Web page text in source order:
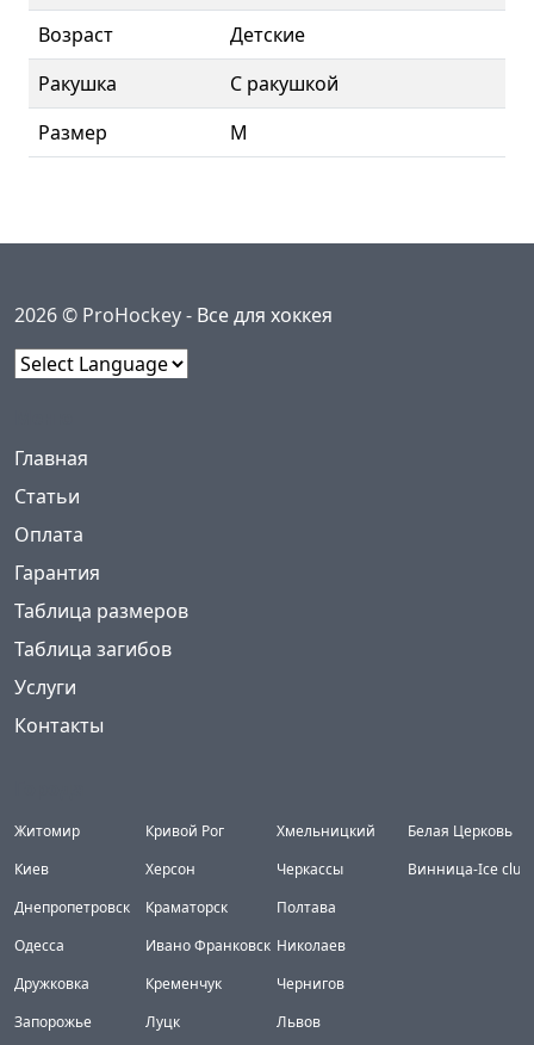
Возраст
Детские
Ракушка
С ракушкой
Размер
M
2026 © ProHockey - Все для хоккея
Главная
Статьи
Оплата
Гарантия
Таблица размеров
Таблица загибов
Услуги
Контакты
Житомир
Киев
Днепропетровск
Одесса
Дружковка
Запорожье
Кривой Рог
Херсон
Краматорск
Ивано Франковск
Кременчук
Луцк
Хмельницкий
Черкассы
Полтава
Николаев
Чернигов
Львов
Белая Церковь
Винница-Ice club